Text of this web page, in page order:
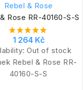
Rebel & Rose
Rose RR-40160-S-S
1 264 Kč
Out of stock
Rebel & Rose RR-
40160-S-S